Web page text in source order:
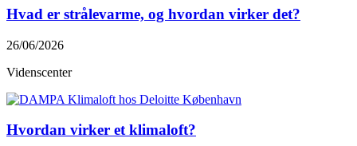
Hvad er strålevarme, og hvordan virker det?
26/06/2026
Videnscenter
Hvordan virker et klimaloft?